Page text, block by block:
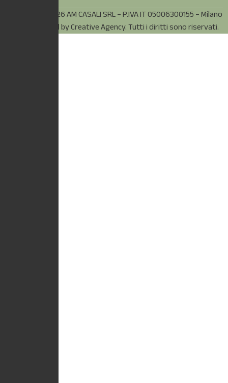
© Copyright 2026 AM CASALI SRL – P.IVA IT 05006300155 – Milano
(MI) – Powered byCreative Agency.Tutti i diritti sono riservati.